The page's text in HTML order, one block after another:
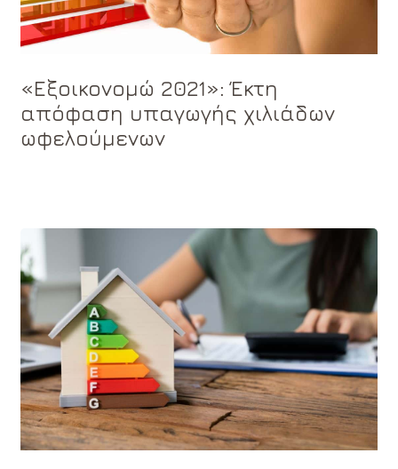
«Εξοικονομώ 2021»: Έκτη
απόφαση υπαγωγής χιλιάδων
ωφελούμενων